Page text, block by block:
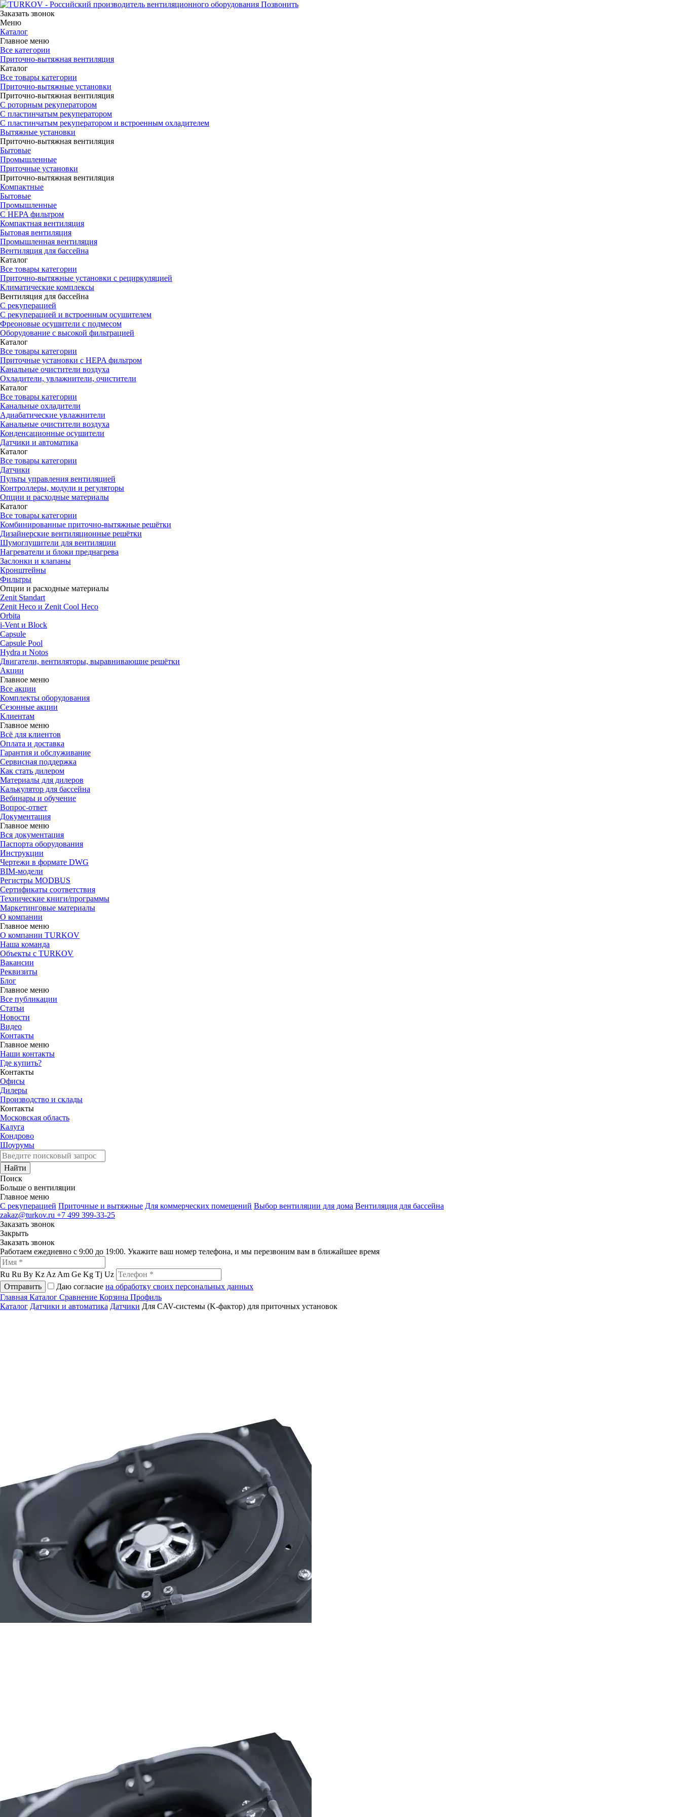
Позвонить
Заказать звонок
Меню
Каталог
Главное меню
Все категории
Приточно-вытяжная вентиляция
Каталог
Все товары категории
Приточно-вытяжные установки
Приточно-вытяжная вентиляция
С роторным рекуператором
С пластинчатым рекуператором
С пластинчатым рекуператором и встроенным охладителем
Вытяжные установки
Приточно-вытяжная вентиляция
Бытовые
Промышленные
Приточные установки
Приточно-вытяжная вентиляция
Компактные
Бытовые
Промышленные
С HEPA фильтром
Компактная вентиляция
Бытовая вентиляция
Промышленная вентиляция
Вентиляция для бассейна
Каталог
Все товары категории
Приточно-вытяжные установки с рециркуляцией
Климатические комплексы
Вентиляция для бассейна
С рекуперацией
С рекуперацией и встроенным осушителем
Фреоновые осушители с подмесом
Оборудование с высокой фильтрацией
Каталог
Все товары категории
Приточные установки c HEPA фильтром
Канальные очистители воздуха
Охладители, увлажнители, очистители
Каталог
Все товары категории
Канальные охладители
Адиабатические увлажнители
Канальные очистители воздуха
Конденсационные осушители
Датчики и автоматика
Каталог
Все товары категории
Датчики
Пульты управления вентиляцией
Контроллеры, модули и регуляторы
Опции и расходные материалы
Каталог
Все товары категории
Комбинированные приточно-вытяжные решётки
Дизайнерские вентиляционные решётки
Шумоглушители для вентиляции
Нагреватели и блоки преднагрева
Заслонки и клапаны
Кронштейны
Фильтры
Опции и расходные материалы
Zenit Standart
Zenit Heco и Zenit Cool Heco
Orbita
i-Vent и Block
Capsule
Capsule Pool
Hydra и Notos
Двигатели, вентиляторы, выравнивающие решётки
Акции
Главное меню
Все акции
Комплекты оборудования
Сезонные акции
Клиентам
Главное меню
Всё для клиентов
Оплата и доставка
Гарантия и обслуживание
Сервисная поддержка
Как стать дилером
Материалы для дилеров
Калькулятор для бассейна
Вебинары и обучение
Вопрос-ответ
Документация
Главное меню
Вся документация
Паспорта оборудования
Инструкции
Чертежи в формате DWG
BIM-модели
Регистры MODBUS
Сертификаты соответствия
Технические книги/программы
Маркетинговые материалы
О компании
Главное меню
О компании TURKOV
Наша команда
Объекты с TURKOV
Вакансии
Реквизиты
Блог
Главное меню
Все публикации
Статьи
Новости
Видео
Контакты
Главное меню
Наши контакты
Где купить?
Контакты
Офисы
Дилеры
Производство и склады
Контакты
Московская область
Калуга
Кондрово
Шоурумы
Найти
Поиск
Больше о вентиляции
Главное меню
C рекуперацией Приточные и вытяжные Для коммерческих помещений Выбор вентиляции для дома Вентиляция для бассейна
zakaz@turkov.ru +7 499 399-33-25
Заказать звонок
Закрыть
Заказать звонок
Работаем ежедневно с 9:00 до 19:00. Укажите ваш номер телефона, и мы перезвоним вам в ближайшее время
Ru Ru By Kz Az Am Ge Kg Tj Uz
Отправить
Даю согласие на обработку своих персональных данных
Главная Каталог Сравнение Корзина Профиль
Каталог Датчики и автоматика Датчики Для CAV-системы (K-фактор) для приточных установок